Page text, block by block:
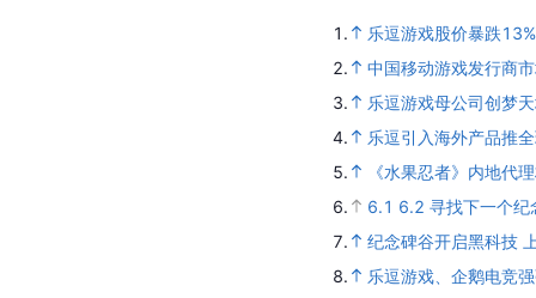
1.
乐逗游戏股价暴跌
2.
中国移动游戏发行商
3.
乐逗游戏母公司创梦
4.
乐逗引入海外产品推
5.
《水果忍者》内地代
6.
6.1 6.2 寻找下一个纪
7.
纪念碑谷开启黑科技
8.
乐逗游戏、企鹅电竞